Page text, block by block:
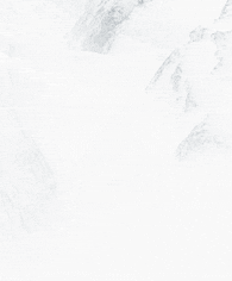
Ski Juwel Alpbachtal
Wildschönau